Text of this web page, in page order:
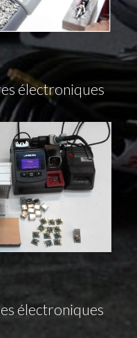
électroniques
électroniques